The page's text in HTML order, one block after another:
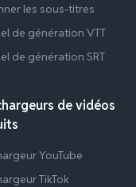
les sous-titres
de génération VTT
de génération SRT
de vidéos
YouTube
TikTok